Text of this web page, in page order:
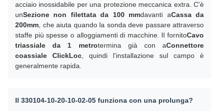
acciaio inossidabile per una protezione meccanica extra. C'è
unSezione non filettata da 100 mmdavanti aCassa da
200mm, che aiuta quando la sonda deve passare attraverso
staffe più spesse o alloggiamenti di macchine. Il fornitoCavo
triassiale da 1 metrotermina già con aConnettore
coassiale ClickLoc, quindi l'installazione sul campo è
generalmente rapida.
Il 330104-10-20-10-02-05 funziona con una prolunga?